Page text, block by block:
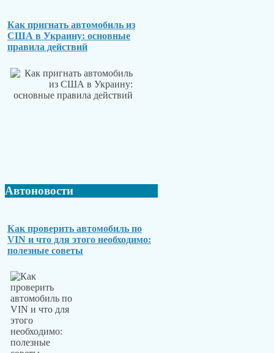
Как пригнать автомобиль из
США в Украину: основные
правила действий
Автоновости
Как проверить автомобиль по
VIN и что для этого необходимо:
полезные советы